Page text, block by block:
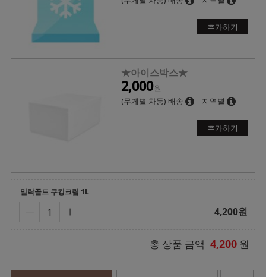
추가하기
★아이스박스★
2,000원
(무게별 차등) 배송
지역별
추가하기
밀락골드 쿠킹크림 1L
4,200원
총 상품 금액 4,200 원